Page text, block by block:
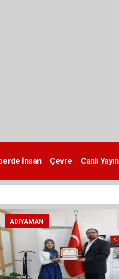
İnsan Çevre Canlı Yayın
ADIYAMAN